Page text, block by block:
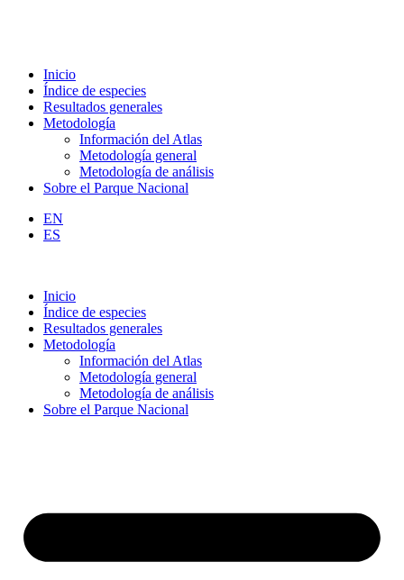
Inicio
Índice de especies
Resultados generales
Metodología
Información del Atlas
Metodología general
Metodología de análisis
Sobre el Parque Nacional
EN
ES
Inicio
Índice de especies
Resultados generales
Metodología
Información del Atlas
Metodología general
Metodología de análisis
Sobre el Parque Nacional